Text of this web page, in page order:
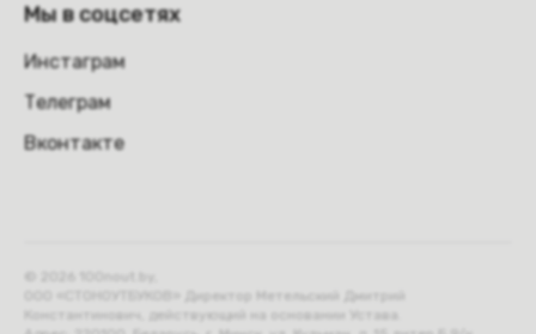
Мы в соцсетях
Инстаграм
Телеграм
Вконтакте
ООО «СТОНОУТБУКОВ» Директор Метельский Дмитрий
Константинович, действующий на основании Устава.